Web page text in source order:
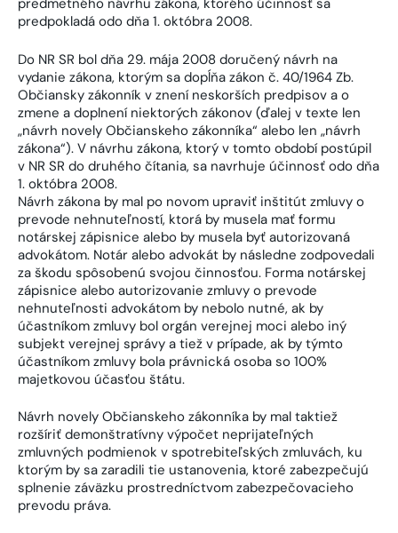
predmetného návrhu zákona, ktorého účinnosť sa
predpokladá odo dňa 1. októbra 2008.
Do NR SR bol dňa 29. mája 2008 doručený návrh na
vydanie zákona, ktorým sa dopĺňa zákon č. 40/1964 Zb.
Občiansky zákonník v znení neskorších predpisov a o
zmene a doplnení niektorých zákonov (ďalej v texte len
„návrh novely Občianskeho zákonníka“ alebo len „návrh
zákona“). V návrhu zákona, ktorý v tomto období postúpil
v NR SR do druhého čítania, sa navrhuje účinnosť odo dňa
1. októbra 2008.
Návrh zákona by mal po novom upraviť inštitút zmluvy o
prevode nehnuteľností, ktorá by musela mať formu
notárskej zápisnice alebo by musela byť autorizovaná
advokátom. Notár alebo advokát by následne zodpovedali
za škodu spôsobenú svojou činnosťou. Forma notárskej
zápisnice alebo autorizovanie zmluvy o prevode
nehnuteľnosti advokátom by nebolo nutné, ak by
účastníkom zmluvy bol orgán verejnej moci alebo iný
subjekt verejnej správy a tiež v prípade, ak by týmto
účastníkom zmluvy bola právnická osoba so 100%
majetkovou účasťou štátu.
Návrh novely Občianskeho zákonníka by mal taktiež
rozšíriť demonštratívny výpočet neprijateľných
zmluvných podmienok v spotrebiteľských zmluvách, ku
ktorým by sa zaradili tie ustanovenia, ktoré zabezpečujú
splnenie záväzku prostredníctvom zabezpečovacieho
prevodu práva.